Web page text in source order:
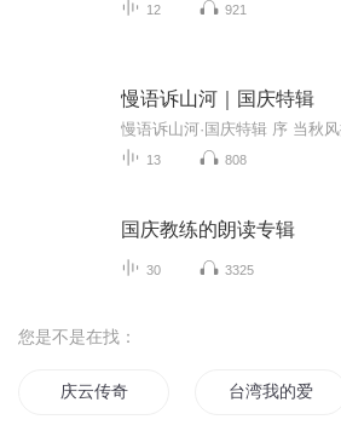
12 921
慢语诉山河｜国庆特辑
13 808
国庆教练的朗读专辑
30 3325
您是不是在找：
庆云传奇 台湾我的爱